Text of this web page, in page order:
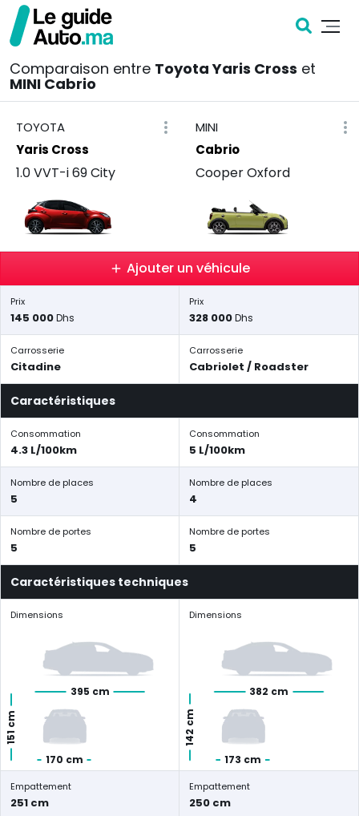
Comparaison entre Toyota Yaris Cross et
MINI Cabrio
TOYOTA
Yaris Cross
1.0 VVT-i 69 City
MINI
Cabrio
Cooper Oxford
Ajouter un véhicule
Prix
145 000Dhs
Prix
328 000Dhs
Carrosserie
Citadine
Carrosserie
Cabriolet / Roadster
Caractéristiques
Consommation
4.3 L/100km
Consommation
5 L/100km
Nombre de places
5
Nombre de places
4
Nombre de portes
5
Nombre de portes
5
Caractéristiques techniques
Dimensions
395 cm
170 cm
151 cm
Dimensions
382 cm
173 cm
142 cm
Empattement
251 cm
Empattement
250 cm